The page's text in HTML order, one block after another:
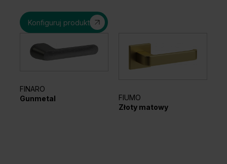
Konfiguruj produkt
FINARO
Gunmetal
FIUMO
Złoty matowy